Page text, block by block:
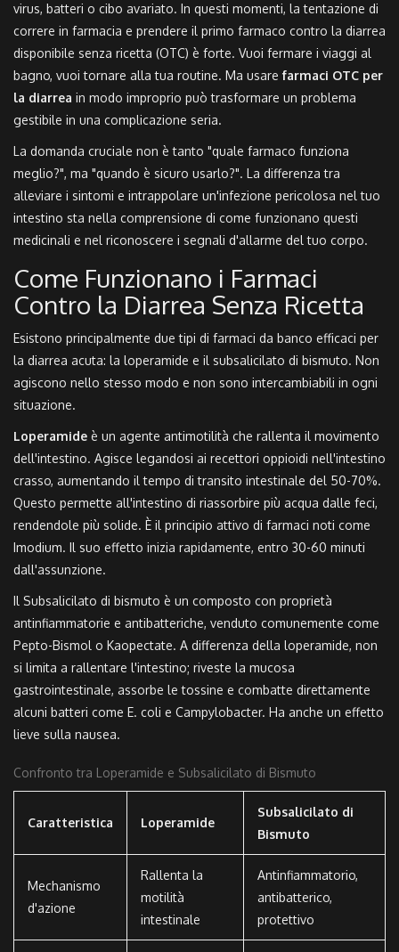
virus, batteri o cibo avariato. In questi momenti, la tentazione di
correre in farmacia e prendere il primo farmaco contro la diarrea
disponibile senza ricetta (OTC) è forte. Vuoi fermare i viaggi al
bagno, vuoi tornare alla tua routine. Ma usare farmaci OTC per
la diarrea in modo improprio può trasformare un problema
gestibile in una complicazione seria.
La domanda cruciale non è tanto "quale farmaco funziona
meglio?", ma "quando è sicuro usarlo?". La differenza tra
alleviare i sintomi e intrappolare un'infezione pericolosa nel tuo
intestino sta nella comprensione di come funzionano questi
medicinali e nel riconoscere i segnali d'allarme del tuo corpo.
Come Funzionano i Farmaci
Contro la Diarrea Senza Ricetta
Esistono principalmente due tipi di farmaci da banco efficaci per
la diarrea acuta: la loperamide e il subsalicilato di bismuto. Non
agiscono nello stesso modo e non sono intercambiabili in ogni
situazione.
Loperamide è un agente antimotilità che rallenta il movimento
dell'intestino. Agisce legandosi ai recettori oppioidi nell'intestino
crasso, aumentando il tempo di transito intestinale del 50-70%.
Questo permette all'intestino di riassorbire più acqua dalle feci,
rendendole più solide. È il principio attivo di farmaci noti come
Imodium. Il suo effetto inizia rapidamente, entro 30-60 minuti
dall'assunzione.
Il Subsalicilato di bismuto è un composto con proprietà
antinfiammatorie e antibatteriche, venduto comunemente come
Pepto-Bismol o Kaopectate. A differenza della loperamide, non
si limita a rallentare l'intestino; riveste la mucosa
gastrointestinale, assorbe le tossine e combatte direttamente
alcuni batteri come E. coli e Campylobacter. Ha anche un effetto
lieve sulla nausea.
Confronto tra Loperamide e Subsalicilato di Bismuto
Caratteristica Loperamide
Subsalicilato di
Bismuto
Mechanismo
d'azione
Rallenta la
motilità
intestinale
Antinfiammatorio,
antibatterico,
protettivo